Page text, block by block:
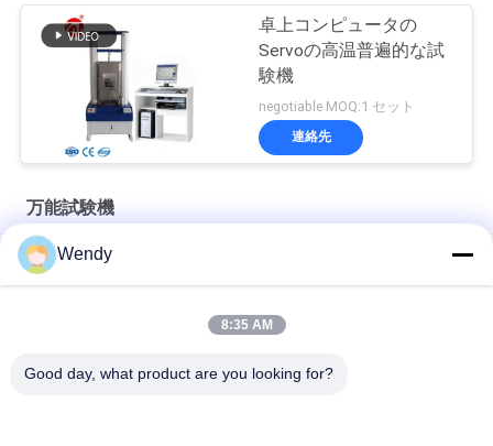
卓上コンピュータの
Servoの高温普遍的な試
験機
negotiable MOQ:1 セット
連絡先
万能試験機
デスクトップ 単列 ユニバーサル 張力 テスト プラスチック ボト
ル カップ 圧縮 試験 機械
ダミープル試験用万能引張試験機 万能試験機
Wendy
8:35 AM
Good day, what product are you looking for?